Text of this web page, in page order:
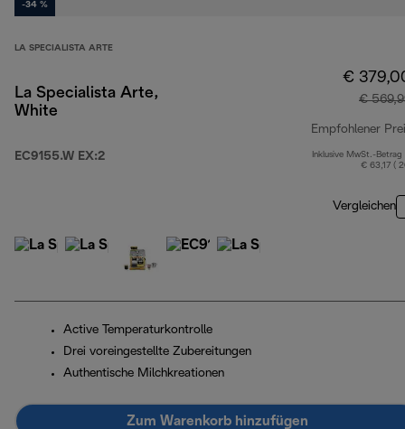
-34 %
LA SPECIALISTA ARTE
La Specialista Arte,
White
EC9155.W EX:2
€
€
Empfohlener
Inklusive MwSt.-Betrag
€ 63,17 (
Vergleichen
Active Temperaturkontrolle
Drei voreingestellte Zubereitungen
Authentische Milchkreationen
Zum Warenkorb hinzufügen